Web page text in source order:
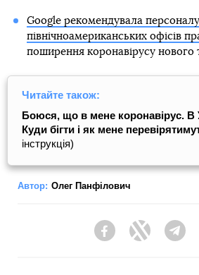
Google рекомендувала персоналу
північноамериканських офісів
поширення коронавірусу нового
Читайте також:
Боюся, що в мене коронавірус. В
Куди бігти і як мене
інструкція)
Автор: Олег Панфілович
FacebookTwitter